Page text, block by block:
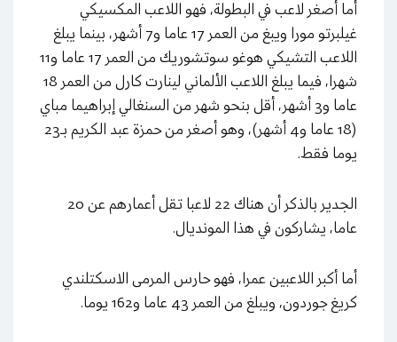
أما أصغر لاعب في البطولة، فهو اللاعب المكسيكي
غيلبرتو مورا ويبغ من العمر 17 عاما و7 أشهر، بينما يبلغ
اللاعب التشيكي هوغو سوتشوريك من العمر 17 عاما و11
شهرا، فيما يبلغ اللاعب الألماني لينارت كارل من العمر 18
عاما و3 أشهر، أقل بنحو شهر من السنغالي إبراهيما مباي
(18 عاما و4 أشهر)، وهو أصغر من حمزة عبد الكريم بـ23
يوما فقط.
الجدير بالذكر أن هناك 22 لاعبا تقل أعمارهم عن 20
عاما، يشاركون في هذا المونديال.
أما أكبر اللاعبين عمرا، فهو حارس المرمى الاسكتلندي
كريغ جوردون، ويبلغ من العمر 43 عاما و162 يوما.